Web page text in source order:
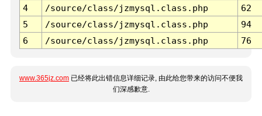
4
/source/class/jzmysql.class.php
62
5
/source/class/jzmysql.class.php
94
6
/source/class/jzmysql.class.php 76
www.365jz.com 已经将此出错信息详细记录, 由此给您带来的访问不便我
们深感歉意.